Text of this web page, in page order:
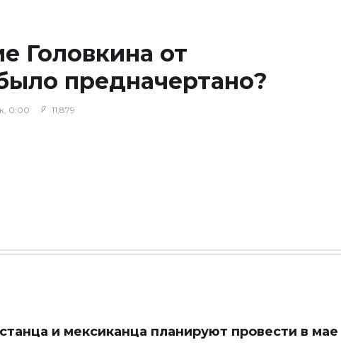
Головкина от
предначертано?
0:00 11,879
и мексиканца планируют провести в мае